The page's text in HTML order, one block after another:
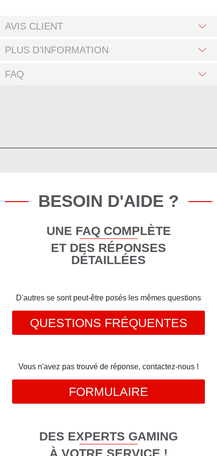
AVIS CLIENT
PLUS D’INFORMATION
FAQ
BESOIN D'AIDE ?
UNE FAQ COMPLÈTE
ET DES RÉPONSES
DÉTAILLÉES
D'autres se sont peut-être posés les mêmes questions
QUESTIONS FRÉQUENTES
Vous n'avez pas trouvé de réponse, contactez-nous !
FORMULAIRE
DES EXPERTS GAMING
À VOTRE SERVICE !